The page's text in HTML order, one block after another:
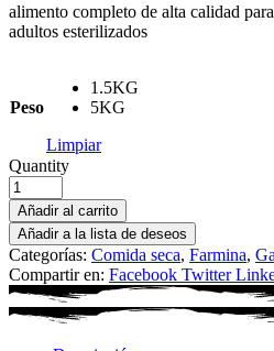
alimento completo de alta calidad
adultos esterilizados
Peso
1.5KG
5KG
Limpiar
Quantity
Añadir al carrito
Añadir a la lista de deseos
Categorías: Comida seca, Farmina,
Compartir en: Facebook Twitter